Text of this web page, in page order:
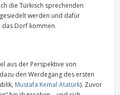
die Türkisch sprechenden
werden und dafür
das Dorf kommen.
aus der Perspektive von
den Werdegang des ersten
Mustafa Kemal Atatürk). Zuvor